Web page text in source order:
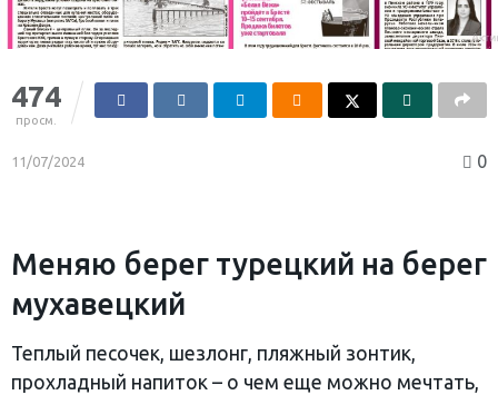
474
просм.
11/07/2024 0
Меняю берег турецкий на берег
мухавецкий
Теплый песочек, шезлонг, пляжный зонтик,
прохладный напиток – о чем еще можно мечтать,